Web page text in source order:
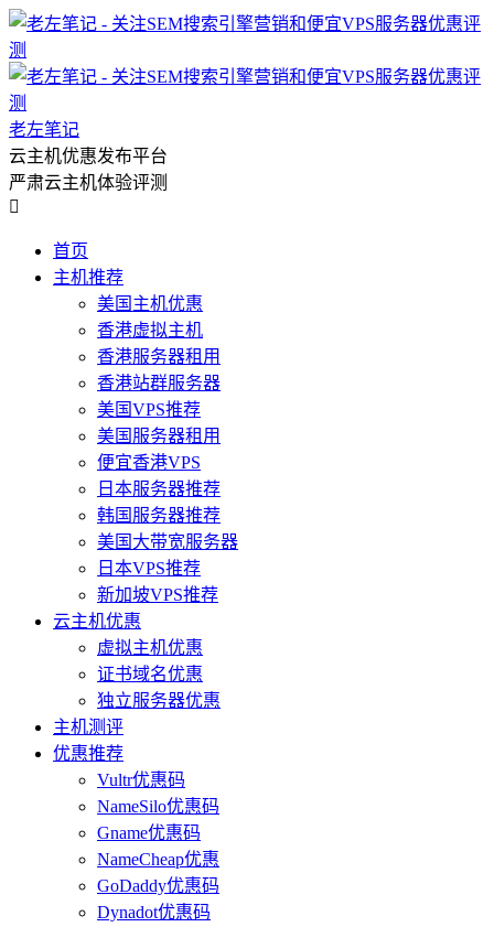
老左笔记
云主机优惠发布平台
严肃云主机体验评测

首页
主机推荐
美国主机优惠
香港虚拟主机
香港服务器租用
香港站群服务器
美国VPS推荐
美国服务器租用
便宜香港VPS
日本服务器推荐
韩国服务器推荐
美国大带宽服务器
日本VPS推荐
新加坡VPS推荐
云主机优惠
虚拟主机优惠
证书域名优惠
独立服务器优惠
主机测评
优惠推荐
Vultr优惠码
NameSilo优惠码
Gname优惠码
NameCheap优惠
GoDaddy优惠码
Dynadot优惠码